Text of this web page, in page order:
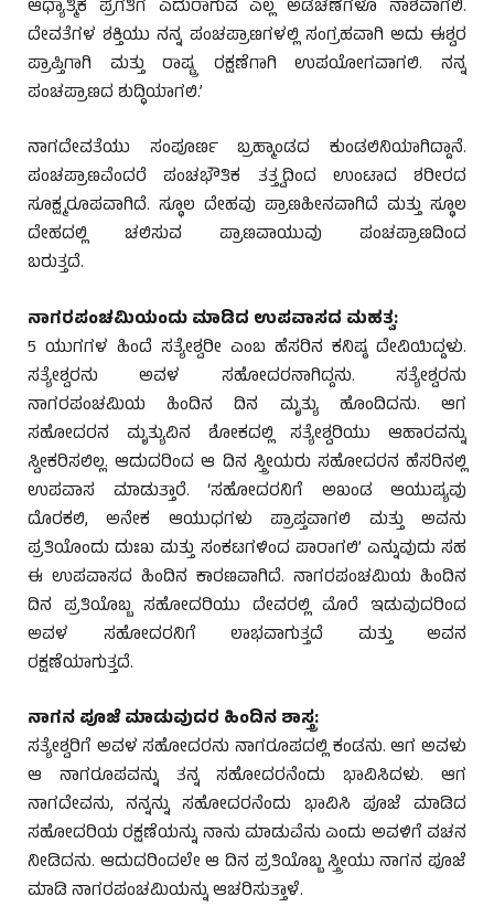
ಆಧ್ಯಾತ್ಮಿಕ ಪ್ರಗತಿಗೆ ಎದುರಾಗುವ ಎಲ್ಲ ಅಡಚಣೆಗಳೂ ನಾಶವಾಗಲಿ.
ದೇವತೆಗಳ ಶಕ್ತಿಯು ನನ್ನ ಪಂಚಪ್ರಾಣಗಳಲ್ಲಿ ಸಂಗ್ರಹವಾಗಿ ಅದು ಈಶ್ವರ
ಪ್ರಾಪ್ತಿಗಾಗಿ ಮತ್ತು ರಾಷ್ಟ್ರ ರಕ್ಷಣೆಗಾಗಿ ಉಪಯೋಗವಾಗಲಿ. ನನ್ನ
ಪಂಚಪ್ರಾಣದ ಶುದ್ಧಿಯಾಗಲಿ.’
ನಾಗದೇವತೆಯು ಸಂಪೂರ್ಣ ಬ್ರಹ್ಮಾಂಡದ ಕುಂಡಲಿನಿಯಾಗಿದ್ದಾನೆ.
ಪಂಚಪ್ರಾಣವೆಂದರೆ ಪಂಚಭೌತಿಕ ತತ್ತ್ವದಿಂದ ಉಂಟಾದ ಶರೀರದ
ಸೂಕ್ಷ್ಮರೂಪವಾಗಿದೆ. ಸ್ಥೂಲ ದೇಹವು ಪ್ರಾಣಹೀನವಾಗಿದೆ ಮತ್ತು ಸ್ಥೂಲ
ದೇಹದಲ್ಲಿ ಚಲಿಸುವ ಪ್ರಾಣವಾಯುವು ಪಂಚಪ್ರಾಣದಿಂದ
ಬರುತ್ತದೆ.
ನಾಗರಪಂಚಮಿಯಂದು ಮಾಡಿದ ಉಪವಾಸದ ಮಹತ್ವ:
5 ಯುಗಗಳ ಹಿಂದೆ ಸತ್ಯೇಶ್ವರೀ ಎಂಬ ಹೆಸರಿನ ಕನಿಷ್ಠ ದೇವಿಯಿದ್ದಳು.
ಸತ್ಯೇಶ್ವರನು ಅವಳ ಸಹೋದರನಾಗಿದ್ದನು. ಸತ್ಯೇಶ್ವರನು
ನಾಗರಪಂಚಮಿಯ ಹಿಂದಿನ ದಿನ ಮೃತ್ಯು ಹೊಂದಿದನು. ಆಗ
ಸಹೋದರನ ಮೃತ್ಯುವಿನ ಶೋಕದಲ್ಲಿ ಸತ್ಯೇಶ್ವರಿಯು ಆಹಾರವನ್ನು
ಸ್ವೀಕರಿಸಲಿಲ್ಲ. ಆದುದರಿಂದ ಆ ದಿನ ಸ್ತ್ರೀಯರು ಸಹೋದರನ ಹೆಸರಿನಲ್ಲಿ
ಉಪವಾಸ ಮಾಡುತ್ತಾರೆ. ‘ಸಹೋದರನಿಗೆ ಅಖಂಡ ಆಯುಷ್ಯವು
ದೊರಕಲಿ, ಅನೇಕ ಆಯುಧಗಳು ಪ್ರಾಪ್ತವಾಗಲಿ ಮತ್ತು ಅವನು
ಪ್ರತಿಯೊಂದು ದುಃಖ ಮತ್ತು ಸಂಕಟಗಳಿಂದ ಪಾರಾಗಲಿ’ ಎನ್ನುವುದು ಸಹ
ಈ ಉಪವಾಸದ ಹಿಂದಿನ ಕಾರಣವಾಗಿದೆ. ನಾಗರಪಂಚಮಿಯ ಹಿಂದಿನ
ದಿನ ಪ್ರತಿಯೊಬ್ಬ ಸಹೋದರಿಯು ದೇವರಲ್ಲಿ ಮೊರೆ ಇಡುವುದರಿಂದ
ಅವಳ ಸಹೋದರನಿಗೆ ಲಾಭವಾಗುತ್ತದೆ ಮತ್ತು ಅವನ
ರಕ್ಷಣೆಯಾಗುತ್ತದೆ.
ನಾಗನ ಪೂಜೆ ಮಾಡುವುದರ ಹಿಂದಿನ ಶಾಸ್ತ್ರ:
ಸತ್ಯೇಶ್ವರಿಗೆ ಅವಳ ಸಹೋದರನು ನಾಗರೂಪದಲ್ಲಿ ಕಂಡನು. ಆಗ ಅವಳು
ಆ ನಾಗರೂಪವನ್ನು ತನ್ನ ಸಹೋದರನೆಂದು ಭಾವಿಸಿದಳು. ಆಗ
ನಾಗದೇವನು, ನನ್ನನ್ನು ಸಹೋದರನೆಂದು ಭಾವಿಸಿ ಪೂಜೆ ಮಾಡಿದ
ಸಹೋದರಿಯ ರಕ್ಷಣೆಯನ್ನು ನಾನು ಮಾಡುವೆನು ಎಂದು ಅವಳಿಗೆ ವಚನ
ನೀಡಿದನು. ಆದುದರಿಂದಲೇ ಆ ದಿನ ಪ್ರತಿಯೊಬ್ಬ ಸ್ತ್ರೀಯು ನಾಗನ ಪೂಜೆ
ಮಾಡಿ ನಾಗರಪಂಚಮಿಯನ್ನು ಆಚರಿಸುತ್ತಾಳೆ.